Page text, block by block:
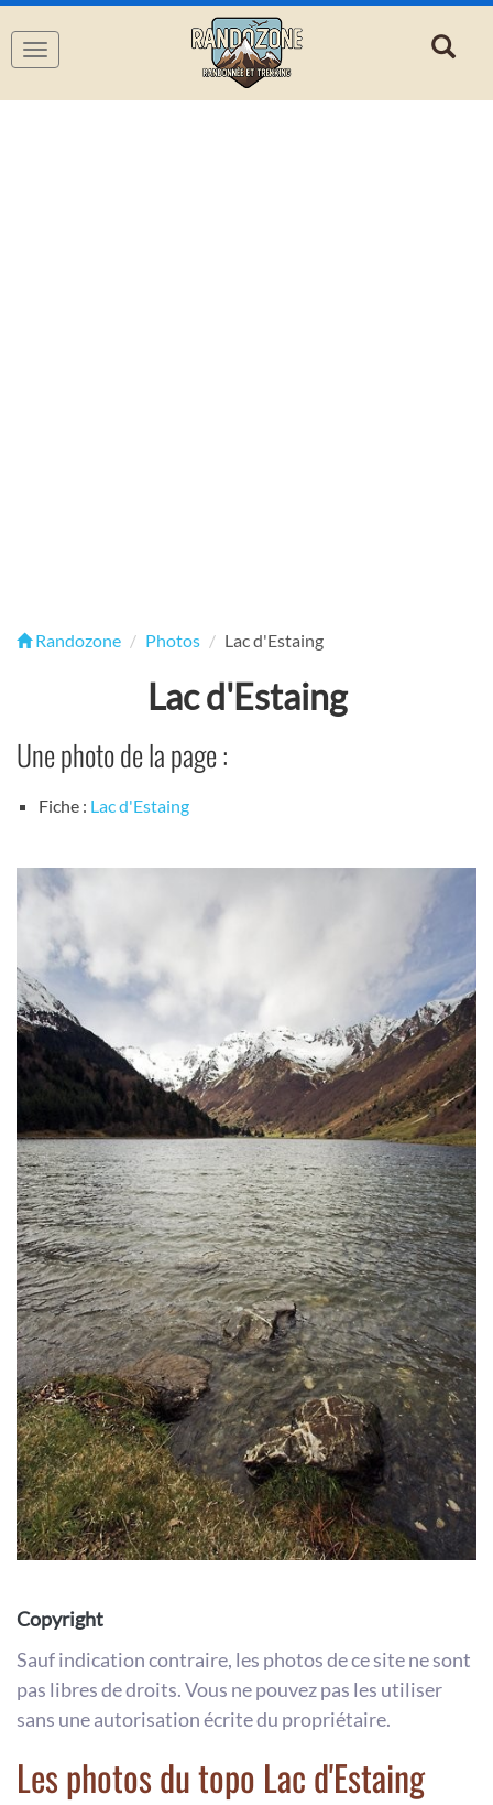
Navigation
Randozone Photos Lac d'Estaing
Lac d'Estaing
Une photo de la page :
Fiche : Lac d'Estaing
Copyright
Sauf indication contraire, les photos de ce site ne sont
pas libres de droits. Vous ne pouvez pas les utiliser
sans une autorisation écrite du propriétaire.
Les photos du topo Lac d'Estaing